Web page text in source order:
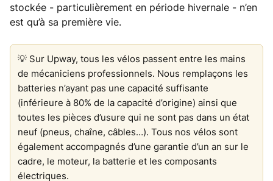
stockée - particulièrement en période hivernale - n’en
est qu’à sa première vie.
💡 Sur Upway, tous les vélos passent entre les mains
de mécaniciens professionnels. Nous remplaçons les
batteries n’ayant pas une capacité suffisante
(inférieure à 80% de la capacité d’origine) ainsi que
toutes les pièces d’usure qui ne sont pas dans un état
neuf (pneus, chaîne, câbles…). Tous nos vélos sont
également accompagnés d’une garantie d’un an sur le
cadre, le moteur, la batterie et les composants
électriques.